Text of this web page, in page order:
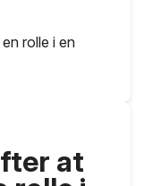
rolle i en
at